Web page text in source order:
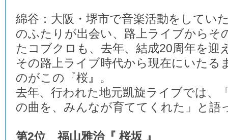
綿谷：大阪・堺市で音楽活動をしてい
のふたりが出会い、路上ライブからそ
たコブクロも、去年、結成20周年を迎
その路上ライブ時代から現在にいたる
のがこの『桜』。
去年、行われた地元凱旋ライブでは、
の曲を、みんなが育ててくれた」と語
第2位 福山雅治『 桜坂 』